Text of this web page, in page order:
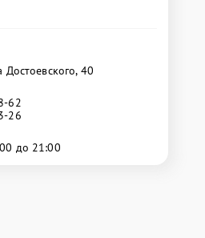
Достоевского, 40
62
26
до 21:00